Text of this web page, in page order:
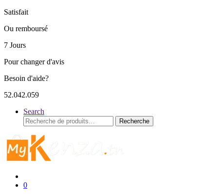
Satisfait
Ou remboursé
7 Jours
Pour changer d'avis
Besoin d'aide?
52.042.059
Search
Recherche
pour :
Recherche
0